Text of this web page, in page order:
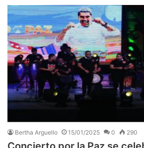
Bertha Arguello 15/01/2025 0 290